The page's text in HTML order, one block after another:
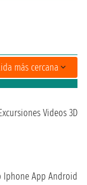
más cercana
Excursiones Videos 3D
Iphone App Android